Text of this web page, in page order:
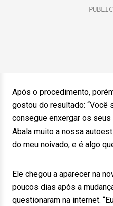
Após o procedimento,
gostou do resultado: “Você
consegue enxergar os
Abala muito a nossa
do meu noivado, e é algo
Ele chegou a aparecer na
poucos dias após a
questionaram na internet.